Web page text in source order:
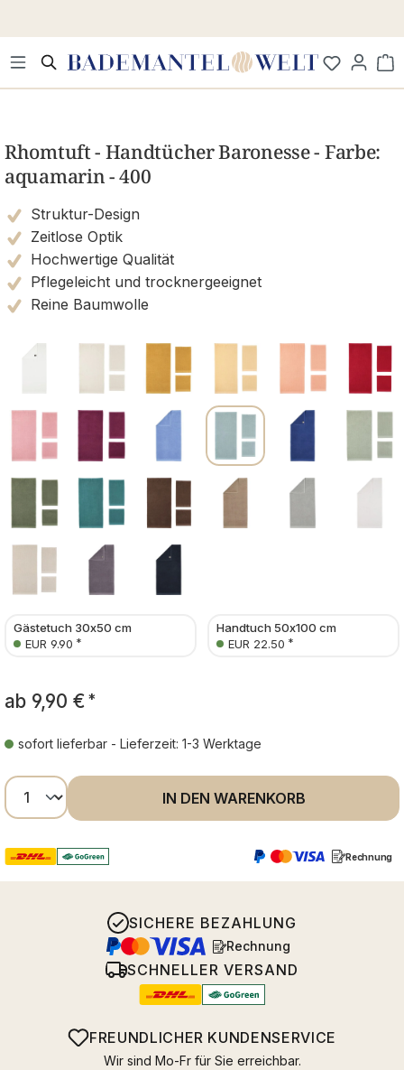
Rhomtuft - Handtücher Baronesse - Farbe:
aquamarin - 400
Struktur-Design
Zeitlose Optik
Hochwertige Qualität
Pflegeleicht und trocknergeeignet
Reine Baumwolle
Gästetuch 30x50 cm
EUR 9.90 *
Handtuch 50x100 cm
EUR 22.50 *
ab 9,90 € *
sofort lieferbar - Lieferzeit: 1-3 Werktage
Produkt Anzahl: Gib den gewünschten
IN DEN WARENKORB
Rechnung
SICHERE BEZAHLUNG
Rechnung
SCHNELLER VERSAND
FREUNDLICHER KUNDENSERVICE
Wir sind Mo-Fr für Sie erreichbar.